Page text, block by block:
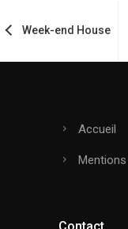
Week-end House
Accueil